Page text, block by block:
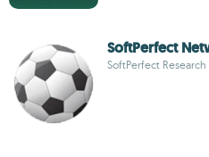
SoftPerfect
SoftPerfect Research